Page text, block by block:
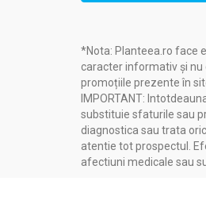
*Nota: Planteea.ro face
caracter informativ și
promoțiile prezente în
IMPORTANT:
substituie sfaturile sau
diagnostica sau trata
atentie tot prospectul.
afectiuni medicale sau